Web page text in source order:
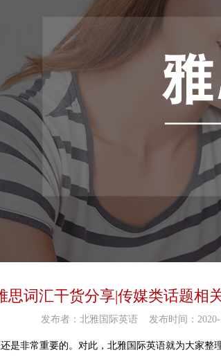
思词汇干货分享|传媒类话题相
发布者：北雅国际英语 发布时间：
是非常重要的。对此，北雅国际英语就为大家整